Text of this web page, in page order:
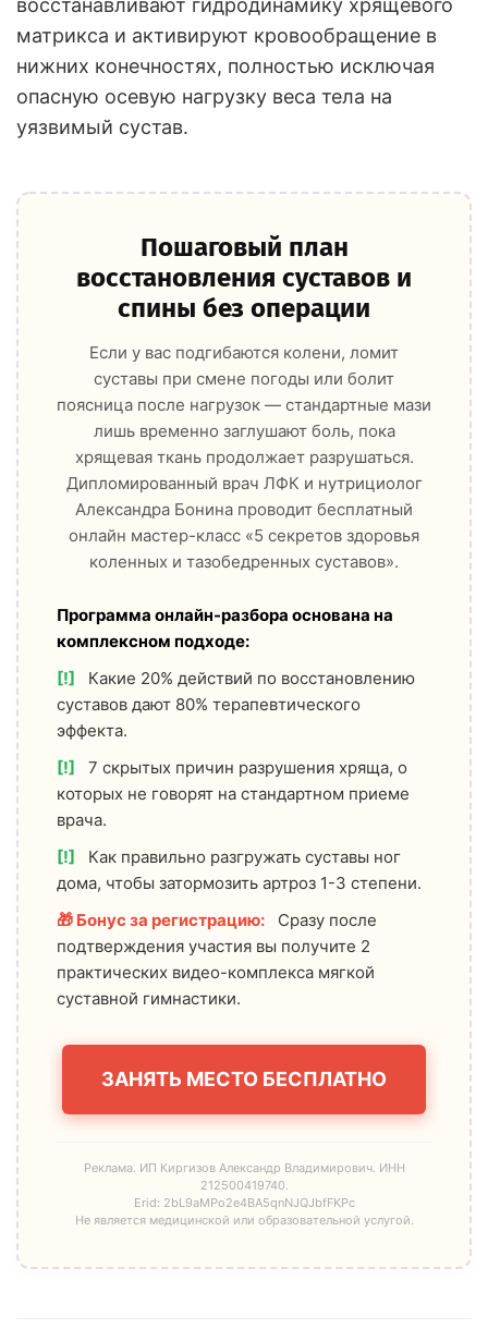
матрикса и активируют кровообращение в
нижних конечностях, полностью исключая
опасную осевую нагрузку веса тела на
уязвимый сустав.
Пошаговый план
восстановления суставов и
спины без операции
Если у вас подгибаются колени, ломит
суставы при смене погоды или болит
поясница после нагрузок — стандартные мази
лишь временно заглушают боль, пока
хрящевая ткань продолжает разрушаться.
Дипломированный врач ЛФК и нутрициолог
Александра Бонина проводит бесплатный
онлайн мастер-класс «5 секретов здоровья
коленных и тазобедренных суставов».
Программа онлайн-разбора основана на
комплексном подходе:
[!]
Какие 20% действий по восстановлению
суставов дают 80% терапевтического
эффекта.
[!]
7 скрытых причин разрушения хряща, о
которых не говорят на стандартном приеме
врача.
[!]
Как правильно разгружать суставы ног
дома, чтобы затормозить артроз 1-3 степени.
🎁 Бонус за регистрацию:
Сразу после
подтверждения участия вы получите 2
практических видео-комплекса мягкой
суставной гимнастики.
ЗАНЯТЬ МЕСТО БЕСПЛАТНО
Реклама. ИП Киргизов Александр Владимирович. ИНН
212500419740.
Erid: 2bL9aMPo2e4BA5qnNJQJbfFKPc
Не является медицинской или образовательной услугой.